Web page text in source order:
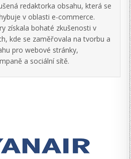
redaktorka obsahu, která se
v oblasti e-commerce.
získala bohaté zkušenosti v
kde se zaměřovala na tvorbu a
pro webové stránky,
a sociální sítě.